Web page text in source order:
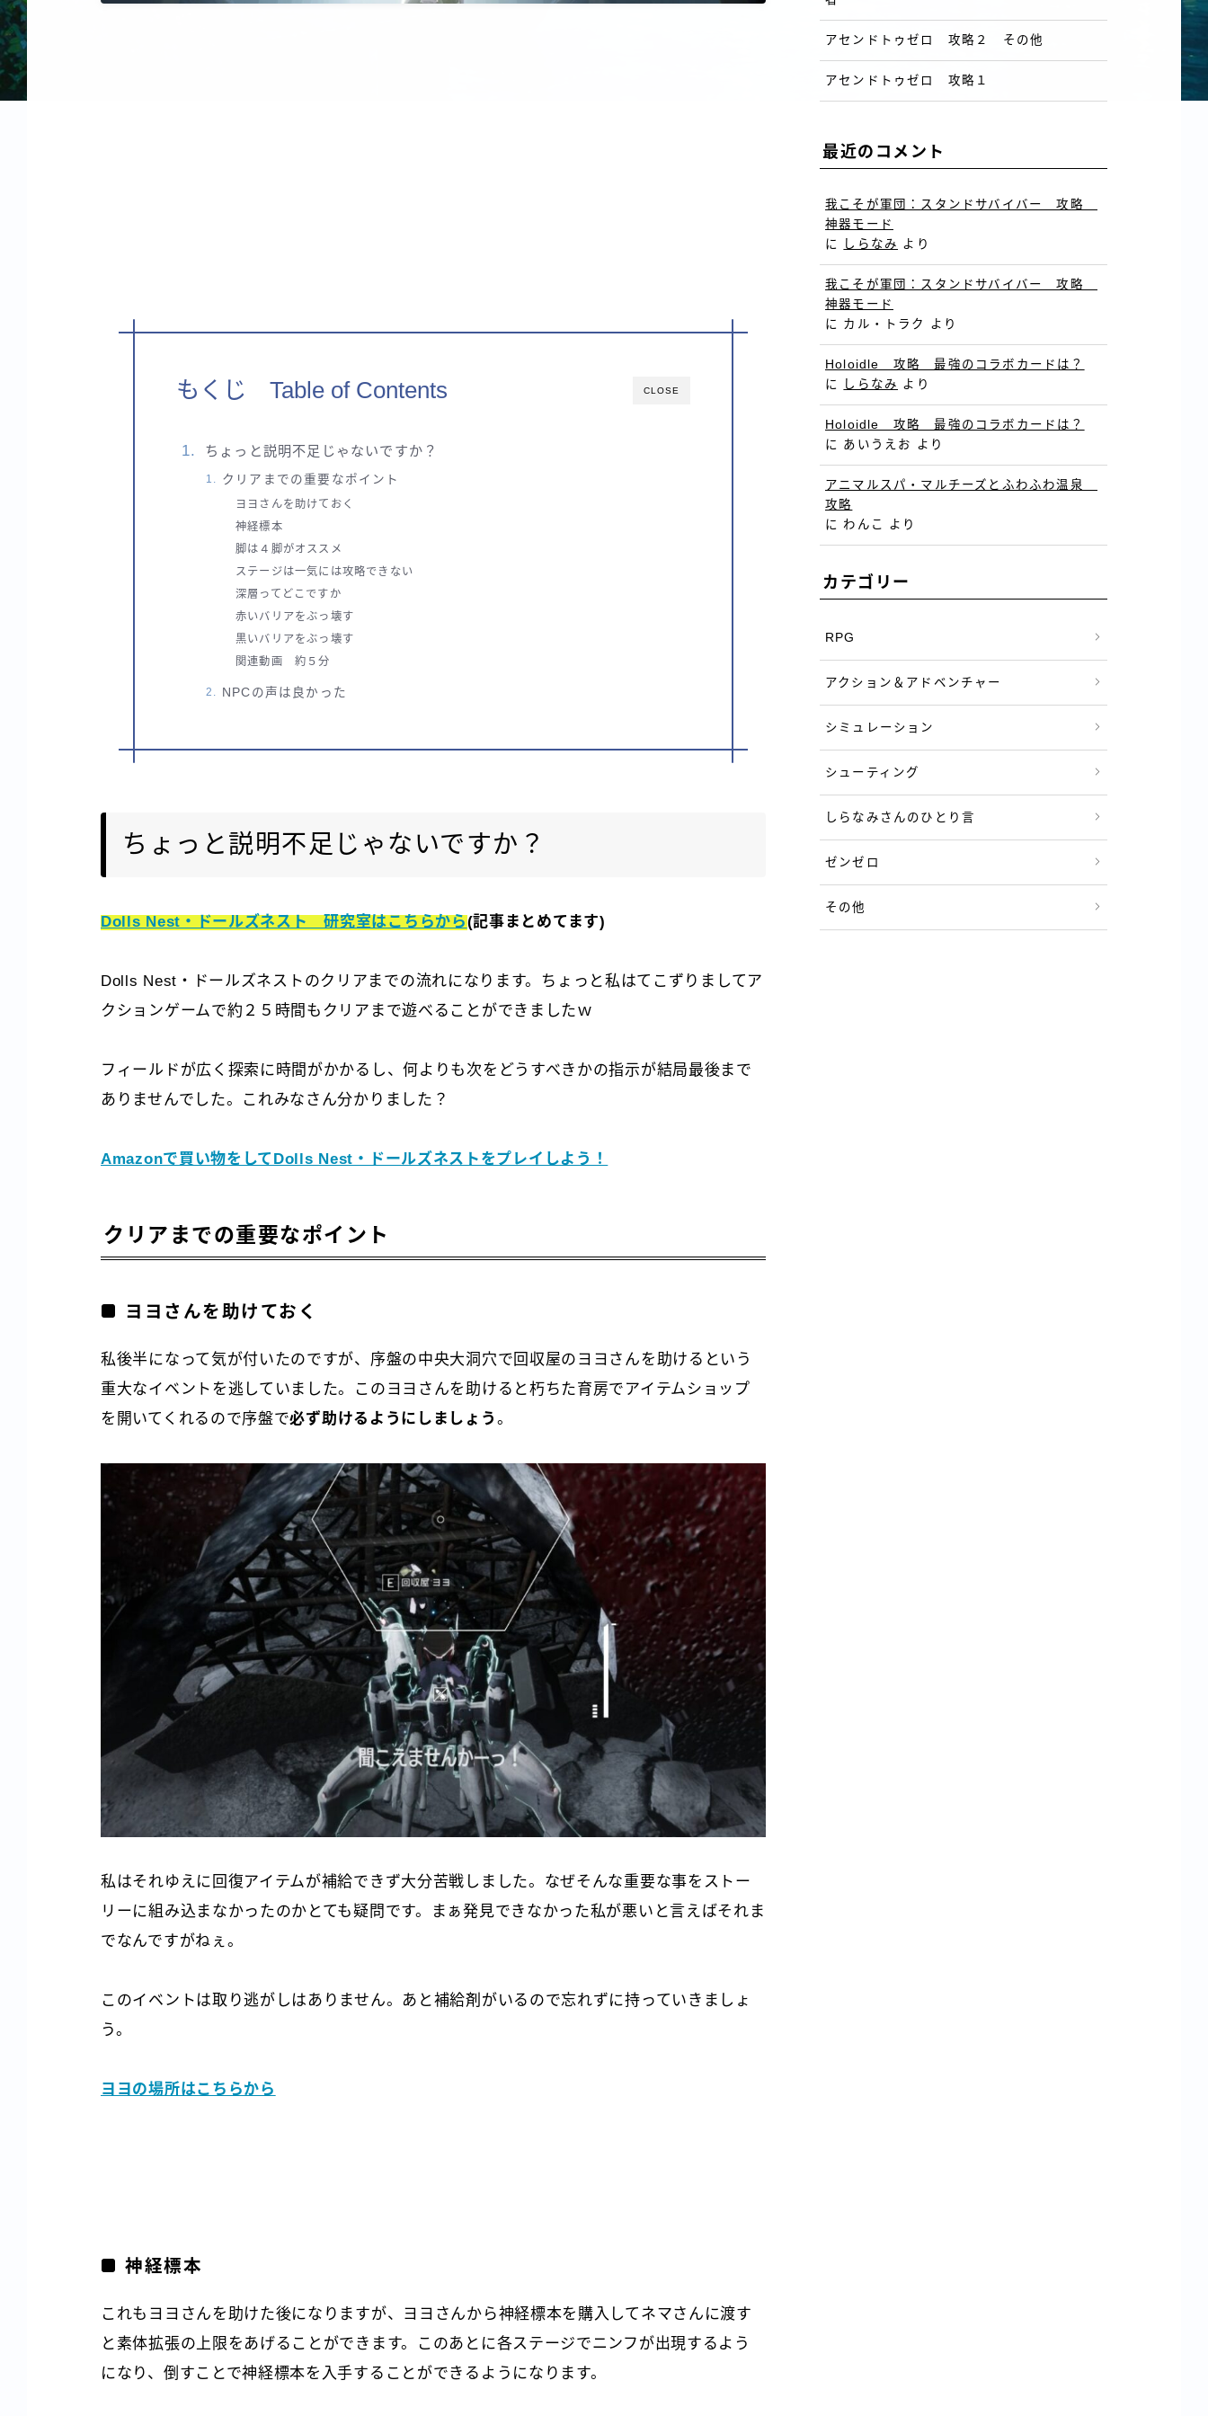
CLOSE
もくじ Table of Contents
ちょっと説明不足じゃないですか？
クリアまでの重要なポイント
ヨヨさんを助けておく
神経標本
脚は４脚がオススメ
ステージは一気には攻略できない
深層ってどこですか
赤いバリアをぶっ壊す
黒いバリアをぶっ壊す
関連動画 約５分
NPCの声は良かった
ちょっと説明不足じゃないですか？
Dolls Nest・ドールズネスト 研究室はこちらから(記事まとめてます)
Dolls Nest・ドールズネストのクリアまでの流れになります。ちょっと私はてこずりましてア
クションゲームで約２５時間もクリアまで遊べることができましたｗ
フィールドが広く探索に時間がかかるし、何よりも次をどうすべきかの指示が結局最後まで
ありませんでした。これみなさん分かりました？
Amazonで買い物をしてDolls Nest・ドールズネストをプレイしよう！
クリアまでの重要なポイント
ヨヨさんを助けておく
私後半になって気が付いたのですが、序盤の中央大洞穴で回収屋のヨヨさんを助けるという
重大なイベントを逃していました。このヨヨさんを助けると朽ちた育房でアイテムショップ
を開いてくれるので序盤で必ず助けるようにしましょう 。
私はそれゆえに回復アイテムが補給できず大分苦戦しました。なぜそんな重要な事をストー
リーに組み込まなかったのかとても疑問です。まぁ発見できなかった私が悪いと言えばそれま
でなんですがねぇ。
このイベントは取り逃がしはありません。あと補給剤がいるので忘れずに持っていきましょ
う。
ヨヨの場所はこちらから
神経標本
これもヨヨさんを助けた後になりますが、ヨヨさんから神経標本を購入してネマさんに渡す
と素体拡張の上限をあげることができます。このあとに各ステージでニンフが出現するよう
になり、倒すことで神経標本を入手することができるようになります。
アセンドトゥゼロ 攻略２ その他
アセンドトゥゼロ 攻略１
最近のコメント
我こそが軍団：スタンドサバイバー 攻略
神器モード
に
しらなみ より
我こそが軍団：スタンドサバイバー 攻略
神器モード
に カル・トラク より
Holoidle 攻略 最強のコラボカードは？
に
しらなみ より
Holoidle 攻略 最強のコラボカードは？
に あいうえお より
アニマルスパ・マルチーズとふわふわ温泉
攻略
にわんこ より
カテゴリー
RPG
アクション＆アドベンチャー
シミュレーション
シューティング
しらなみさんのひとり言
ゼンゼロ
その他